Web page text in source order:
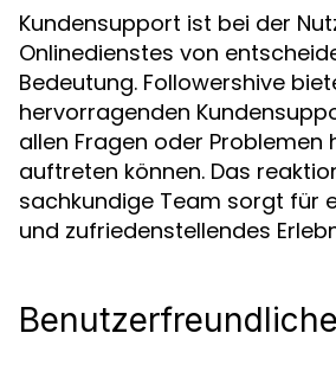
Kundensupport ist bei der
Onlinedienstes von
Bedeutung. Followershive
hervorragenden
allen Fragen oder Problemen
auftreten können. Das
sachkundige Team sorgt für
und zufriedenstellendes